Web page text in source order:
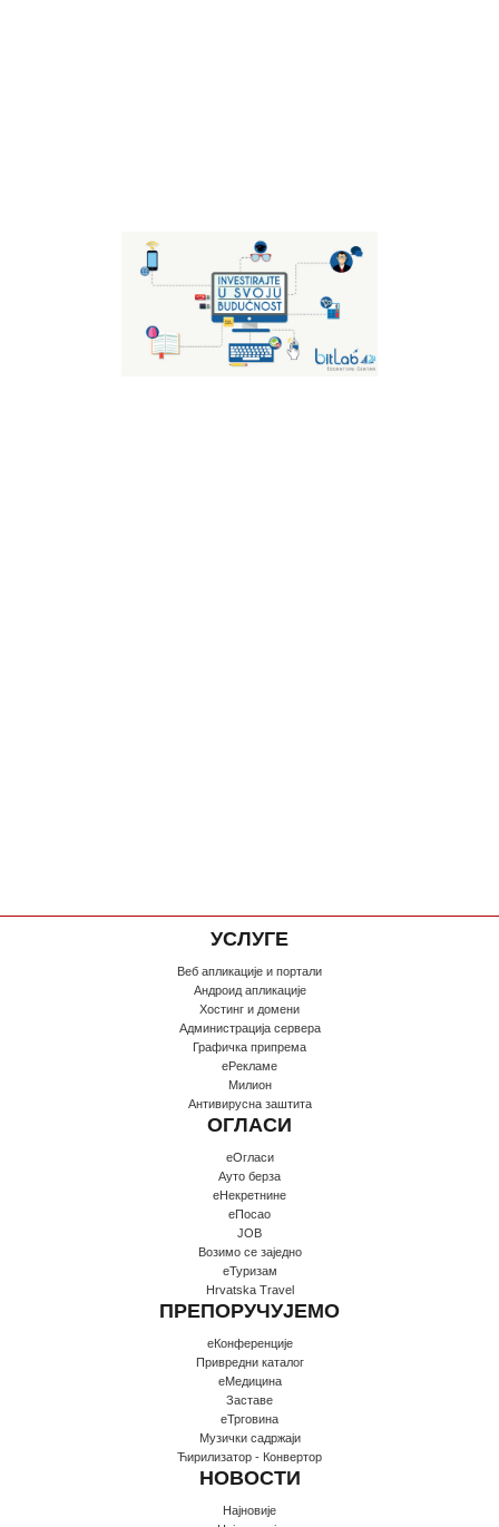
УСЛУГЕ
Веб апликације и портали
Андроид апликације
Хостинг и домени
Администрација сервера
Графичка припрема
еРекламе
Милион
Антивирусна заштита
ОГЛАСИ
еОгласи
Ауто берза
еНекретнине
еПосао
JOB
Возимо се заједно
еТуризам
Hrvatska Travel
ПРЕПОРУЧУЈЕМО
еКонференције
Привредни каталог
еМедицина
Заставе
еТрговина
Музички садржаји
Ћирилизатор - Конвертор
НОВОСТИ
Најновије